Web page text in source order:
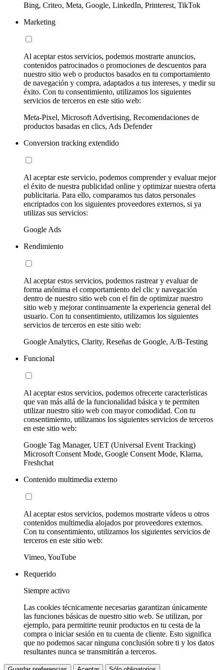
Bing, Criteo, Meta, Google, LinkedIn, Printerest, TikTok
Marketing
Al aceptar estos servicios, podemos mostrarte anuncios,
contenidos patrocinados o promociones de descuentos para
nuestro sitio web o productos basados en tu comportamiento
de navegación y compra, adaptados a tus intereses, y medir su
éxito. Con tu consentimiento, utilizamos los siguientes
servicios de terceros en este sitio web:
Meta-Pixel, Microsoft Advertising, Recomendaciones de
productos basadas en clics, Ads Defender
Conversion tracking extendido
Al aceptar este servicio, podemos comprender y evaluar mejor
el éxito de nuestra publicidad online y optimizar nuestra oferta
publicitaria. Para ello, comparamos tus datos personales
encriptados con los siguientes proveedores externos, si ya
utilizas sus servicios:
Google Ads
Rendimiento
Al aceptar estos servicios, podemos rastrear y evaluar de
forma anónima el comportamiento del clic y navegación
dentro de nuestro sitio web con el fin de optimizar nuestro
sitio web y mejorar continuamente la experiencia general del
usuario. Con tu consentimiento, utilizamos los siguientes
servicios de terceros en este sitio web:
Google Analytics, Clarity, Reseñas de Google, A/B-Testing
Funcional
Al aceptar estos servicios, podemos ofrecerte características
que van más allá de la funcionalidad básica y te permiten
utilizar nuestro sitio web con mayor comodidad. Con tu
consentimiento, utilizamos los siguientes servicios de terceros
en este sitio web:
Google Tag Manager, UET (Universal Event Tracking)
Microsoft Consent Mode, Google Consent Mode, Klarna,
Freshchat
Contenido multimedia externo
Al aceptar estos servicios, podemos mostrarte vídeos u otros
contenidos multimedia alojados por proveedores externos.
Con tu consentimiento, utilizamos los siguientes servicios de
terceros en este sitio web:
Vimeo, YouTube
Requerido
Siempre activo
Las cookies técnicamente necesarias garantizan únicamente
las funciones básicas de nuestro sitio web. Se utilizan, por
ejemplo, para permitirte reunir productos en tu cesta de la
compra o iniciar sesión en tu cuenta de cliente. Esto significa
que no podemos sacar ninguna conclusión sobre ti y los datos
resultantes nunca se transmitirán a terceros.